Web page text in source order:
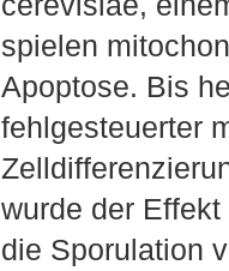
spielen
Apoptose. Bis
fehlgesteuerter
wurde der
die Sporulation